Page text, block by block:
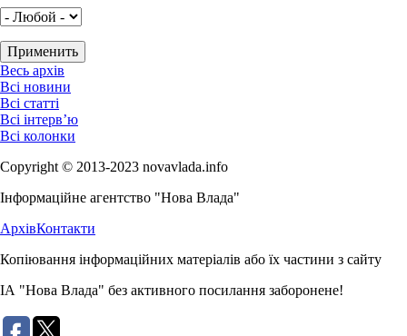
Весь архів
Всі новини
Всі статті
Всі інтерв’ю
Всі колонки
Copyright © 2013-2023 novavlada.info
Інформаційне агентство "Нова Влада"
АрхівКонтакти
Копіювання інформаційних матеріалів або їх частини з сайту
ІА "Нова Влада" без активного посилання заборонене!